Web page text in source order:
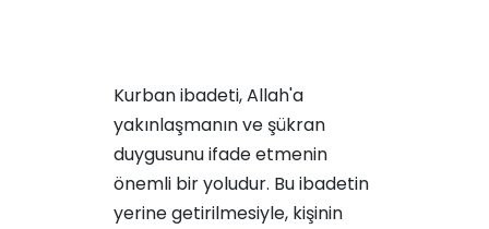
Kurban ibadeti, Allah'a
yakınlaşmanın ve şükran
duygusunu ifade etmenin
önemli bir yoludur. Bu ibadetin
yerine getirilmesiyle, kişinin